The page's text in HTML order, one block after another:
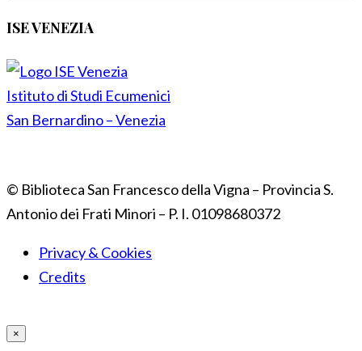
ISE VENEZIA
Istituto di Studi Ecumenici
San Bernardino – Venezia
© Biblioteca San Francesco della Vigna – Provincia S.
Antonio dei Frati Minori – P. I. 01098680372
Privacy & Cookies
Credits
×